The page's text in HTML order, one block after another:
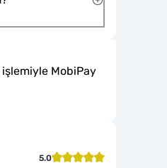
işlemiyle MobiPay
5.0